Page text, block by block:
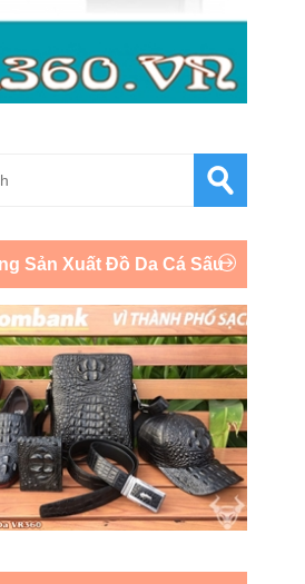
Sản Xuất Đồ Da Cá Sấu